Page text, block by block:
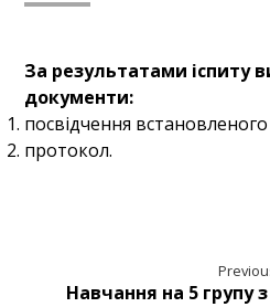
За результатами іспиту
документи:
посвідчення встановленого
протокол.
Навчання на 5 групу